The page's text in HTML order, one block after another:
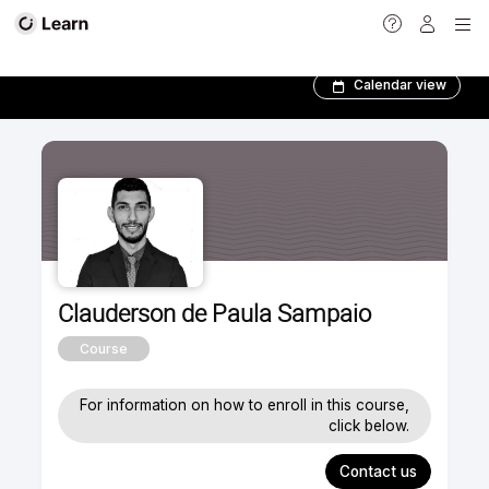
Calendar view
Clauderson de Paula Sampaio
Course
For information on how to enroll in this course,
click below.
Contact us